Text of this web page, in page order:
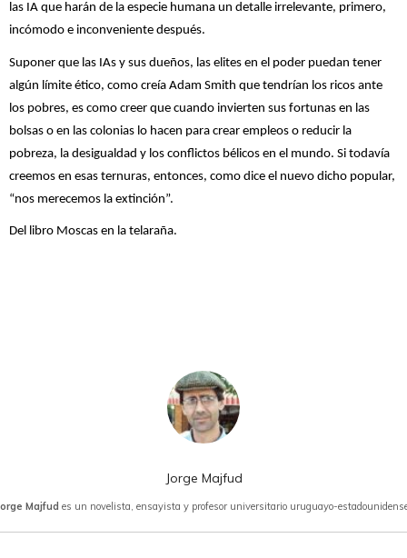
las IA que harán de la especie humana un detalle irrelevante, primero,
incómodo e inconveniente después.
Suponer que las IAs y sus dueños, las elites en el poder puedan tener
algún límite ético, como creía Adam Smith que tendrían los ricos ante
los pobres, es como creer que cuando invierten sus fortunas en las
bolsas o en las colonias lo hacen para crear empleos o reducir la
pobreza, la desigualdad y los conflictos bélicos en el mundo. Si todavía
creemos en esas ternuras, entonces, como dice el nuevo dicho popular,
“nos merecemos la extinción”.
Del libro Moscas en la telaraña.
Jorge Majfud
Majfud es un novelista, ensayista y profesor universitario uruguayo-